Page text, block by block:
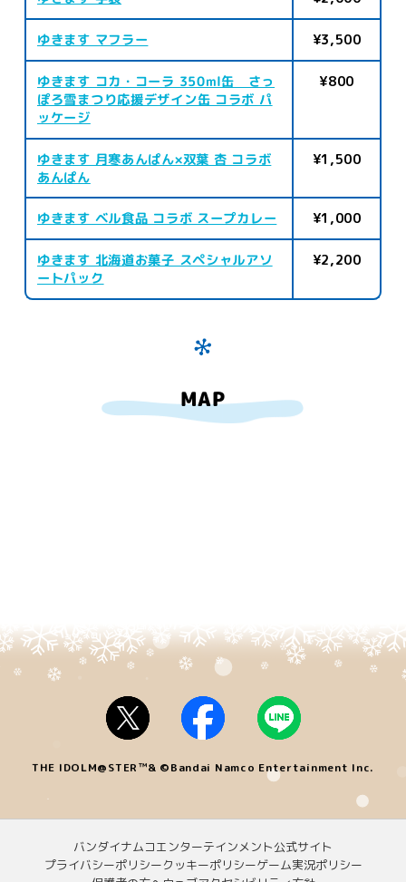
ゆきます マフラー ¥3,500
ゆきます コカ・コーラ 350ml缶 さっ
ぽろ雪まつり応援デザイン缶 コラボ パ
ッケージ
¥800
ゆきます 月寒あんぱん×双葉 杏 コラボ
あんぱん
¥1,500
ゆきます ベル食品 コラボ スープカレー ¥1,000
ゆきます 北海道お菓子 スペシャルアソ
ートパック
¥2,200
MAP
THE IDOLM@STER™& ©Bandai Namco Entertainment Inc.
バンダイナムコエンターテインメント公式サイト
プライバシーポリシークッキーポリシーゲーム実況ポリシー